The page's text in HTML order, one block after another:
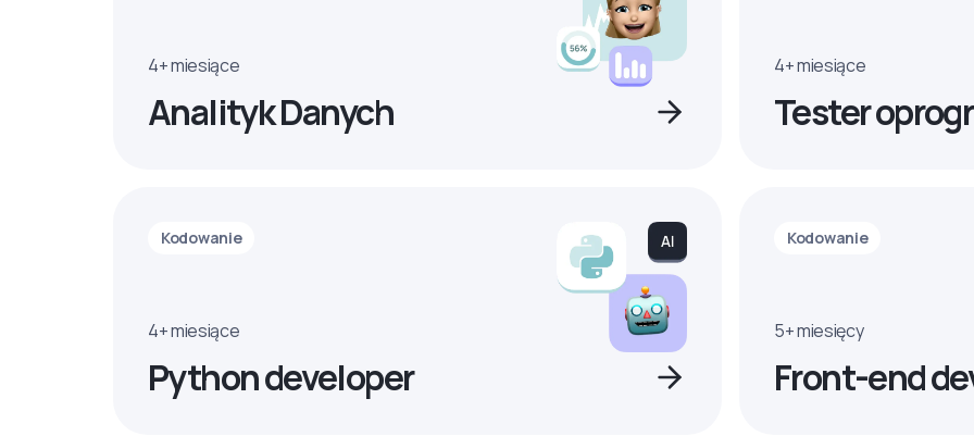
4+ miesiące
Analityk Danych
4+ miesiące
Tester
Kodowanie
4+ miesiące
Python developer
Kodowanie
5+ miesięcy
Front-end